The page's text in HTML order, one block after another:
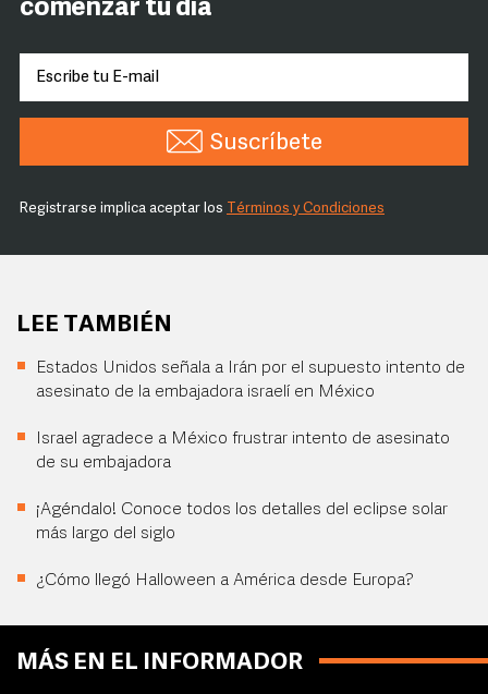
comenzar tu día
Suscríbete
Registrarse implica aceptar los Términos y Condiciones
LEE TAMBIÉN
Estados Unidos señala a Irán por el supuesto intento de
asesinato de la embajadora israelí en México
Israel agradece a México frustrar intento de asesinato
de su embajadora
¡Agéndalo! Conoce todos los detalles del eclipse solar
más largo del siglo
¿Cómo llegó Halloween a América desde Europa?
MÁS EN EL INFORMADOR